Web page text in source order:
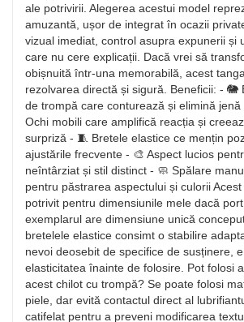
ale potrivirii. Alegerea acestui model
amuzantă, ușor de integrat în ocazii
vizual imediat, control asupra expunerii și
care nu cere explicații. Dacă vrei să
obișnuită într-una memorabilă, acest
rezolvarea directă și sigură. Beneficii: - 🐘
de trompă care conturează și elimină
Ochi mobili care amplifică reacția și
surpriză - 🧵 Bretele elastice ce mențin
ajustările frecvente - 🎨 Aspect lucios
neîntârziat și stil distinct - 🧼 Spălare
pentru păstrarea aspectului și culorii
potrivit pentru dimensiunile mele dacă
exemplarul are dimensiune unică
bretelele elastice consimt o stabilire
nevoi deosebit de specifice de susținere,
elasticitatea înainte de folosire. Pot folosi
acest chilot cu trompă? Se poate folosi
piele, dar evită contactul direct al
catifelat pentru a preveni modificarea